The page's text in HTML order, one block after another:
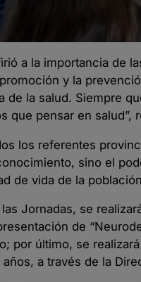
a la importancia de
y la
de la salud. Siempre
que pensar en salud”,
los referentes
sino el
de vida de la
Jornadas, se
de
por último, se
a través de la